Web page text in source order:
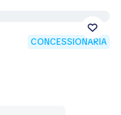
CONCESSIONÁRIA